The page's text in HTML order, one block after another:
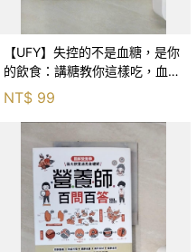
【UFY】失控的不是血糖，是你
的飲食：講糖教你這樣吃，血糖
穩定不飆升_講糖, 林冠怡
NT$ 99